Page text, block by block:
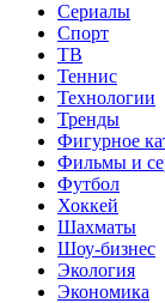
Сериалы
Спорт
ТВ
Теннис
Технологии
Тренды
Фигурное
Фильмы и
Футбол
Хоккей
Шахматы
Шоу-бизнес
Экология
Экономика